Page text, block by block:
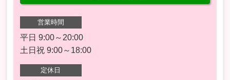
営業時間
平日 9:00～20:00
土日祝 9:00～18:00
定休日